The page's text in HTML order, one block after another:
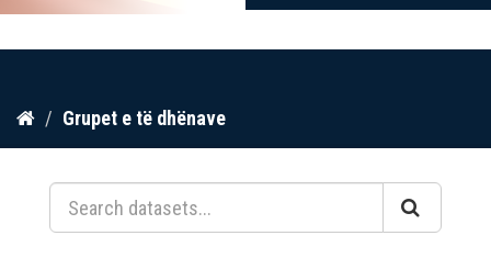
Kalo
përmbajtja
Grupet e të dhënave